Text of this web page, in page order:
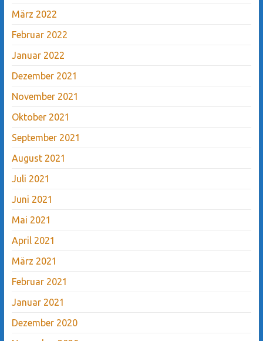
März 2022
Februar 2022
Januar 2022
Dezember 2021
November 2021
Oktober 2021
September 2021
August 2021
Juli 2021
Juni 2021
Mai 2021
April 2021
März 2021
Februar 2021
Januar 2021
Dezember 2020